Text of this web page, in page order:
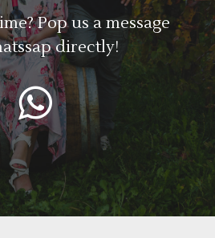
Pop us a message
directly!